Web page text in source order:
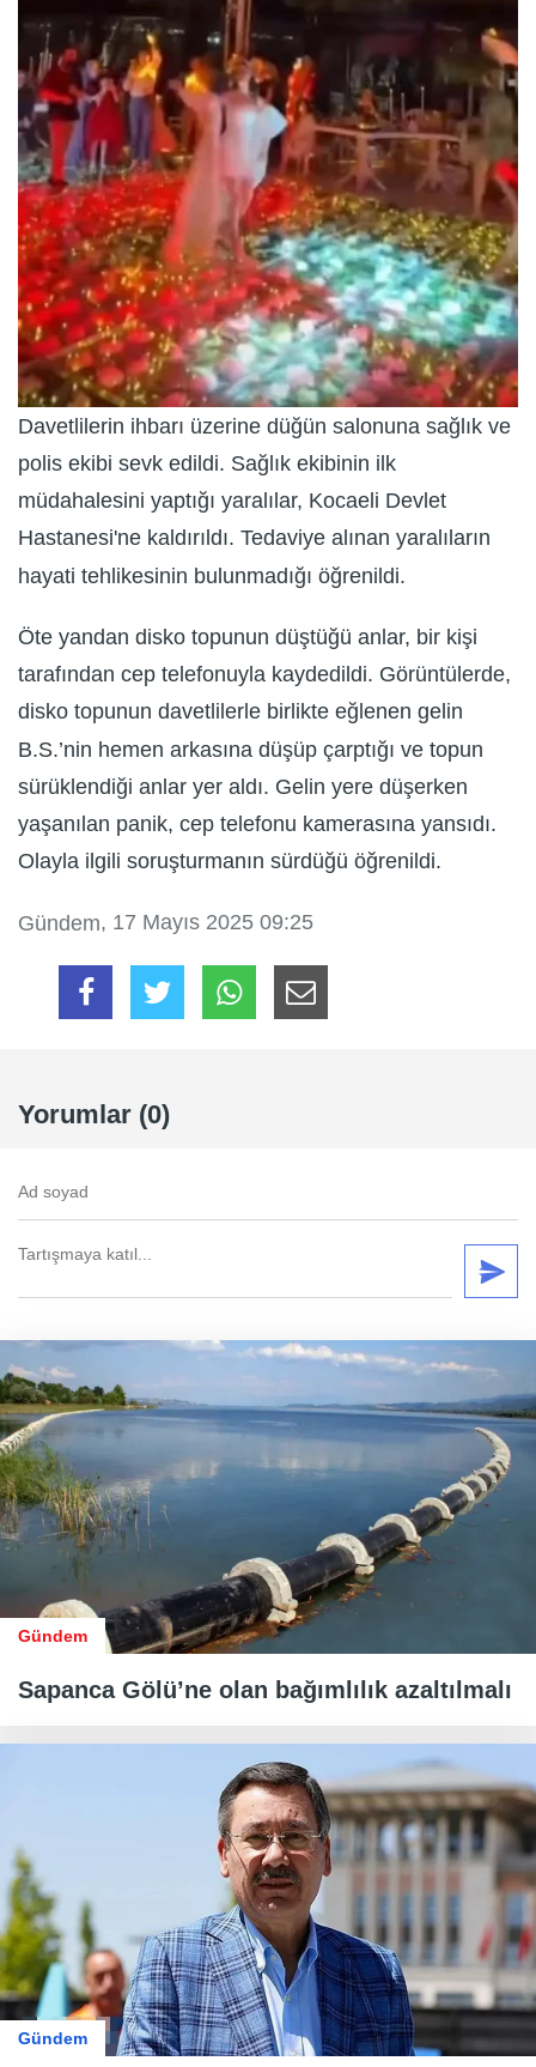
Davetlilerin ihbarı üzerine düğün salonuna sağlık ve
polis ekibi sevk edildi. Sağlık ekibinin ilk
müdahalesini yaptığı yaralılar, Kocaeli Devlet
Hastanesi'ne kaldırıldı. Tedaviye alınan yaralıların
hayati tehlikesinin bulunmadığı öğrenildi.
Öte yandan disko topunun düştüğü anlar, bir kişi
tarafından cep telefonuyla kaydedildi. Görüntülerde,
disko topunun davetlilerle birlikte eğlenen gelin
B.S.’nin hemen arkasına düşüp çarptığı ve topun
sürüklendiği anlar yer aldı. Gelin yere düşerken
yaşanılan panik, cep telefonu kamerasına yansıdı.
Olayla ilgili soruşturmanın sürdüğü öğrenildi.
Gündem, 17 Mayıs 2025 09:25
Yorumlar (0)
Gündem
Sapanca Gölü’ne olan bağımlılık azaltılmalı
Gündem